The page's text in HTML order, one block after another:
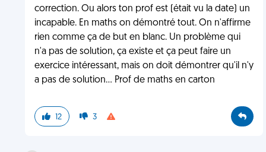
correction. Ou alors ton prof est (était vu la date) un
incapable. En maths on démontré tout. On n'affirme
rien comme ça de but en blanc. Un problème qui
n'a pas de solution, ça existe et ça peut faire un
exercice intéressant, mais on doit démontrer qu'il n'y
a pas de solution... Prof de maths en carton
12 3